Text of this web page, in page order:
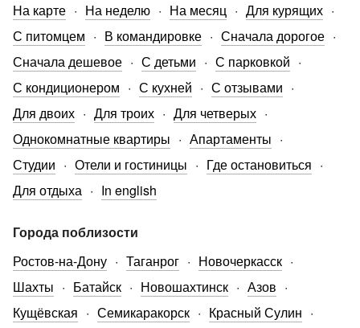
На карте
На неделю На месяц
Для курящих
С питомцем
В командировке
Сначала дорогое
Сначала дешевое
С детьми
С парковкой
С кондиционером
С кухней
С отзывами
Для двоих
Для троих
Для четверых
Однокомнатные квартиры
Апартаменты
Студии
Отели и гостиницы
Где остановиться
Для отдыха
In english
Города поблизости
Ростов-на-Дону
Таганрог
Новочеркасск
Шахты
Батайск Новошахтинск
Азов
Кущёвская
Семикаракорск
Красный Сулин